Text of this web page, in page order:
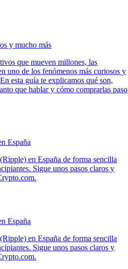
y mucho más
que mueven millones, las
uno de los fenómenos más curiosos y
esta guía te explicamos qué son,
que hablar y cómo comprarlas paso
España
en España de forma sencilla
Sigue unos pasos claros y
España
en España de forma sencilla
Sigue unos pasos claros y